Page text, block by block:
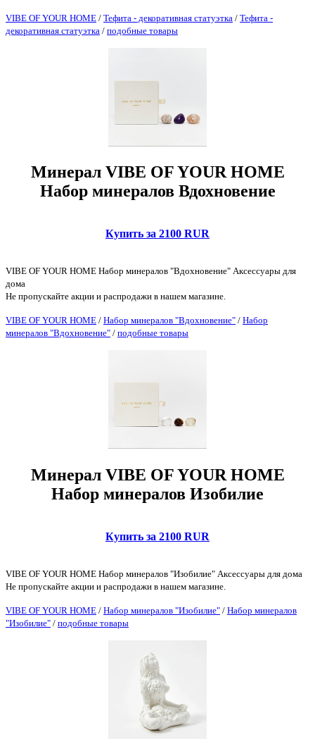
VIBE OF YOUR HOME / Тефита - декоративная статуэтка / Тефита -
декоративная статуэтка / подобные товары
Минерал VIBE OF YOUR HOME
Набор минералов Вдохновение
Купить за 2100 RUR
VIBE OF YOUR HOME Набор минералов "Вдохновение" Аксессуары для
дома
Не пропускайте акции и распродажи в нашем магазине.
VIBE OF YOUR HOME / Набор минералов "Вдохновение" / Набор
минералов "Вдохновение" / подобные товары
Минерал VIBE OF YOUR HOME
Набор минералов Изобилие
Купить за 2100 RUR
VIBE OF YOUR HOME Набор минералов "Изобилие" Аксессуары для дома
Не пропускайте акции и распродажи в нашем магазине.
VIBE OF YOUR HOME / Набор минералов "Изобилие" / Набор минералов
"Изобилие" / подобные товары